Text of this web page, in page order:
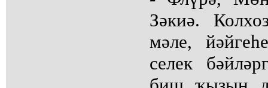
Зәкиә.
мәле,
селек